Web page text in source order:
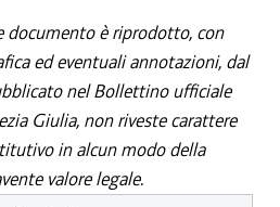
documento è riprodotto, con
ed eventuali annotazioni, dal
nel Bollettino ufficiale
Giulia, non riveste carattere
in alcun modo della
valore legale.